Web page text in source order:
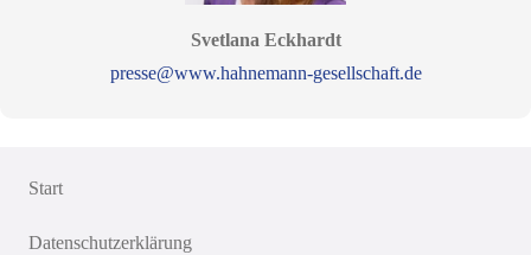
Svetlana Eckhardt
presse@www.hahnemann-gesellschaft.de
Start
Datenschutzerklärung